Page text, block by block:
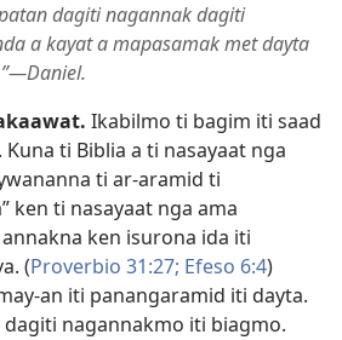
dagiti nagannak dagiti
a kayat a mapasamak met dayta
Ikabilmo ti bagim iti saad
ti Biblia a ti nasayaat nga
ti ar-aramid ti
ken ti nasayaat nga ama
ken isurona ida iti
(Proverbio 31:27; Efeso 6:4)
an iti panangaramid iti dayta.
nagannakmo iti biagmo.